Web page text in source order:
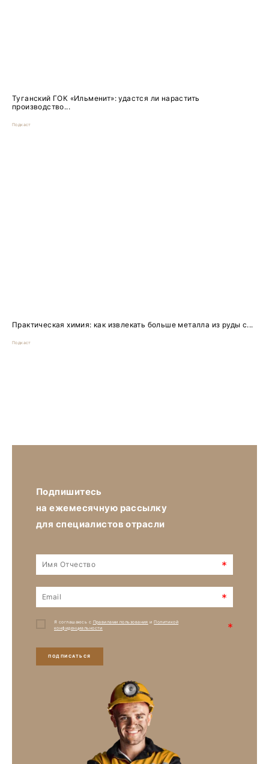
Туганский ГОК «Ильменит»: удастся ли нарастить
производство...
Подкаст
Практическая химия: как извлекать больше металла из руды с...
Подкаст
Подпишитесь
на ежемесячную рассылку
для специалистов отрасли
*
*
Я соглашаюсь с Правилами пользования иПолитикой
конфиденциальности
*
ПОДПИСАТЬСЯ